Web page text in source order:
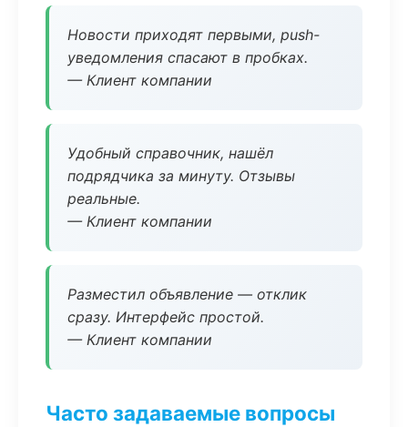
Новости приходят первыми, push-
уведомления спасают в пробках.
— Клиент компании
Удобный справочник, нашёл
подрядчика за минуту. Отзывы
реальные.
— Клиент компании
Разместил объявление — отклик
сразу. Интерфейс простой.
— Клиент компании
Часто задаваемые вопросы